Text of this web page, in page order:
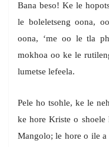
Bana beso! Ke le
le boleletseng oona,
oona, ‘me oo le tla
mokhoa oo ke le
lumetse lefeela.
Pele ho tsohle, ke le
ke hore Kriste o
Mangolo; le hore o ile a